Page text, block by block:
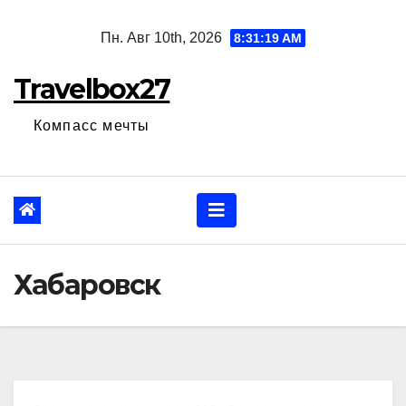
Пн. Авг 10th, 2026 8:31:20 AM
Travelbox27
Компасс мечты
Хабаровск